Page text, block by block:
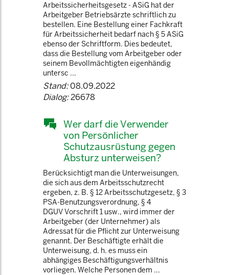
Arbeitssicherheitsgesetz - ASiG hat der
Arbeitgeber Betriebsärzte schriftlich zu
bestellen. Eine Bestellung einer Fachkraft
für Arbeitssicherheit bedarf nach § 5 ASiG
ebenso der Schriftform. Dies bedeutet,
dass die Bestellung vom Arbeitgeber oder
seinem Bevollmächtigten eigenhändig
untersc ...
Stand:08.09.2022
Dialog:26678
Wer darf die Verwender
von Persönlicher
Schutzausrüstung gegen
Absturz unterweisen?
Berücksichtigt man die Unterweisungen,
die sich aus dem Arbeitsschutzrecht
ergeben, z. B. § 12 Arbeitsschutzgesetz, § 3
PSA-Benutzungsverordnung, § 4
DGUV Vorschrift 1 usw., wird immer der
Arbeitgeber (der Unternehmer) als
Adressat für die Pflicht zur Unterweisung
genannt. Der Beschäftigte erhält die
Unterweisung, d. h. es muss ein
abhängiges Beschäftigungsverhältnis
vorliegen. Welche Personen dem ...